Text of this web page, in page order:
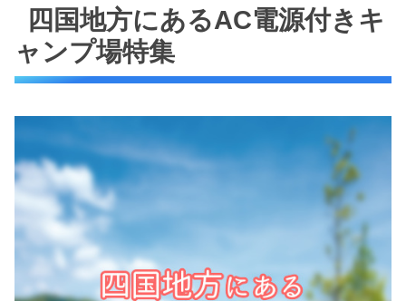
四国地方にあるAC電源付きキ
ャンプ場特集